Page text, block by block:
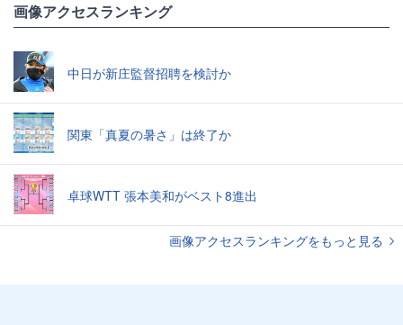
画像アクセスランキング
中日が新庄監督招聘を検討か
関東「真夏の暑さ」は終了か
卓球WTT 張本美和がベスト8進出
画像アクセスランキングをもっと見る